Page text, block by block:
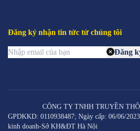
Đăng ký nhận tin tức từ chúng tôi
Đăng
CÔNG TY TNHH TRUYỀN
GPDKKD: 0110938487; Ngày cấp: 06/06/
kinh doanh-Sở KH&ĐT Hà Nội